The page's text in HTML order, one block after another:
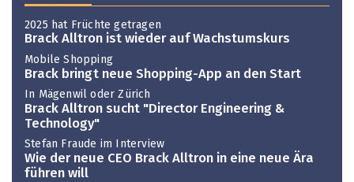
2025 hat Früchte getragen
Brack Alltron ist wieder auf Wachstumskurs
Mobile Shopping
Brack bringt neue Shopping-App an den Start
In Mägenwil oder Zürich
Brack Alltron sucht "Director Engineering &
Technology"
Stefan Fraude im Interview
Wie der neue CEO Brack Alltron in eine neue Ära
führen will